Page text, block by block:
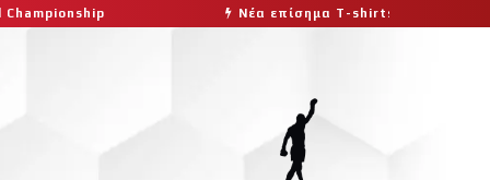
Νέα επίσημα T-shirts του Ιωάννη Θεοφάνους